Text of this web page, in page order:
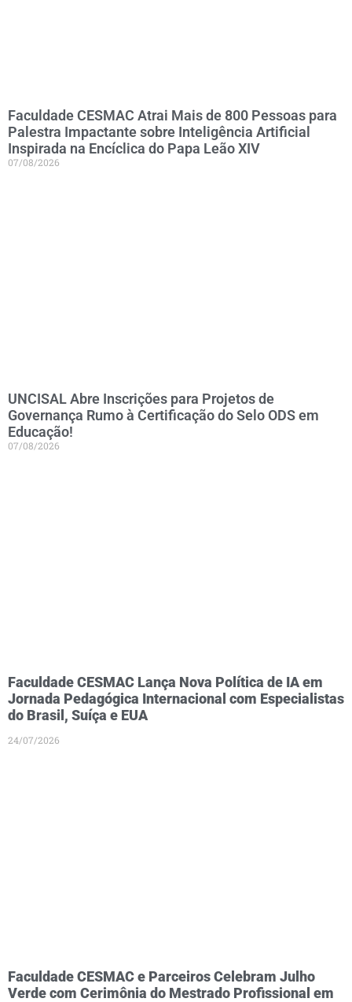
Faculdade CESMAC Atrai Mais de 800 Pessoas para
Palestra Impactante sobre Inteligência Artificial
Inspirada na Encíclica do Papa Leão XIV
07/08/2026
UNCISAL Abre Inscrições para Projetos de
Governança Rumo à Certificação do Selo ODS em
Educação!
07/08/2026
Faculdade CESMAC Lança Nova Política de IA em
Jornada Pedagógica Internacional com Especialistas
do Brasil, Suíça e EUA
24/07/2026
Faculdade CESMAC e Parceiros Celebram Julho
Verde com Cerimônia do Mestrado Profissional em